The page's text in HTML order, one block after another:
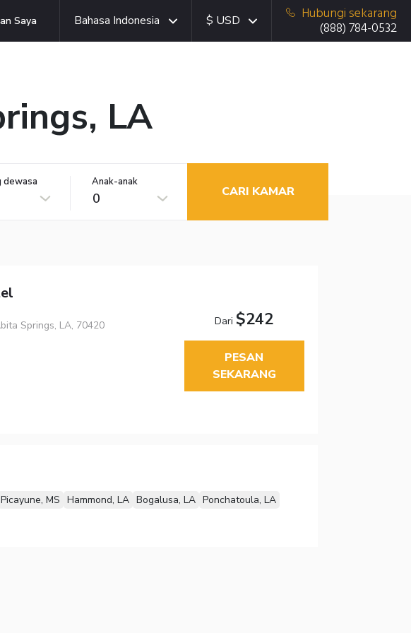
Saya Bahasa Indonesia $ USD
Hubungi sekarang
(888) 784-0532
LA
dewasa Anak-anak
0 CARI KAMAR
Springs, LA, 70420
Dari$242
PESAN
SEKARANG
Picayune, MS Hammond, LA Bogalusa, LA Ponchatoula, LA